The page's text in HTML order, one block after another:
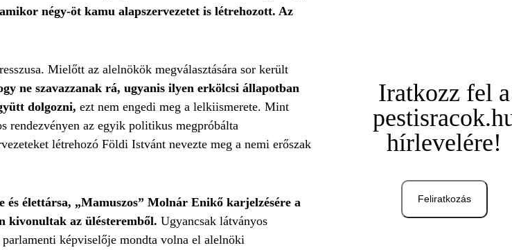
négy-öt kamu alapszervezetet is létrehozott. Az
Mielőtt az alelnökök megválasztására sor került
ne szavazzanak rá, ugyanis ilyen erkölcsi állapotban
dolgozni, ezt nem engedi meg a lelkiismerete. Mint
rendezvényen az egyik politikus megpróbálta
létrehozó Földi Istvánt nevezte meg a nemi erőszak
és élettársa, „Mamuszos” Molnár Enikő karjelzésére a
kivonultak az ülésteremből. Ugyancsak látványos
képviselője mondta volna el alelnöki
Iratkozz fel a
hírlevelére!
Feliratkozás